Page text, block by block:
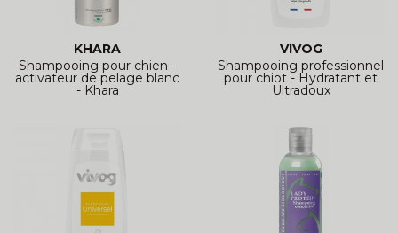
KHARA
Shampooing pour chien -
activateur de pelage blanc
- Khara
VIVOG
Shampooing professionnel
pour chiot - Hydratant et
Ultradoux